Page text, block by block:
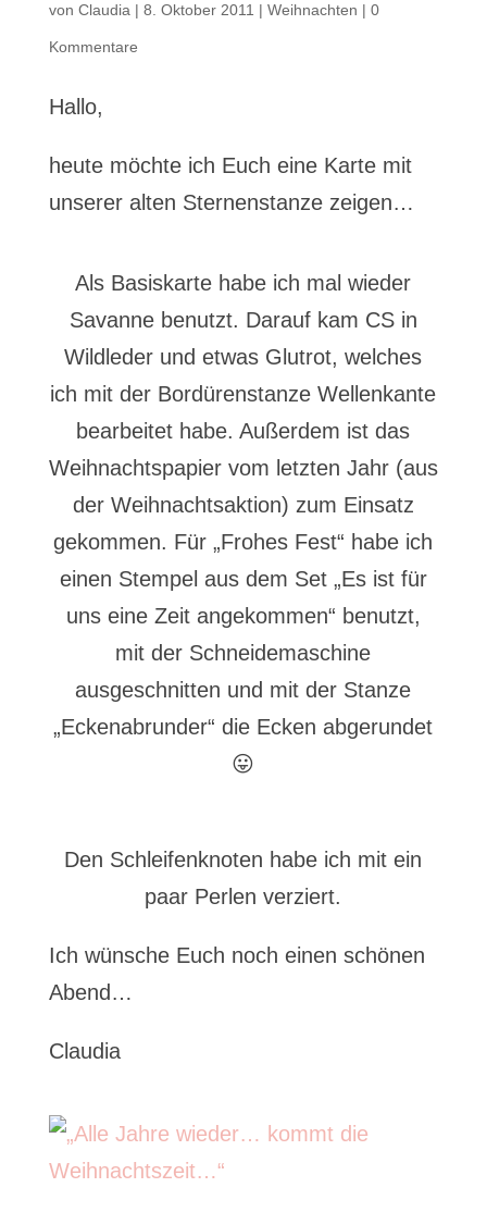
von Claudia | 8. Oktober 2011 | Weihnachten | 0
Kommentare
Hallo,
heute möchte ich Euch eine Karte mit
unserer alten Sternenstanze zeigen…
Als Basiskarte habe ich mal wieder
Savanne benutzt. Darauf kam CS in
Wildleder und etwas Glutrot, welches
ich mit der Bordürenstanze Wellenkante
bearbeitet habe. Außerdem ist das
Weihnachtspapier vom letzten Jahr (aus
der Weihnachtsaktion) zum Einsatz
gekommen. Für „Frohes Fest“ habe ich
einen Stempel aus dem Set „Es ist für
uns eine Zeit angekommen“ benutzt,
mit der Schneidemaschine
ausgeschnitten und mit der Stanze
„Eckenabrunder“ die Ecken abgerundet
😛
Den Schleifenknoten habe ich mit ein
paar Perlen verziert.
Ich wünsche Euch noch einen schönen
Abend…
Claudia